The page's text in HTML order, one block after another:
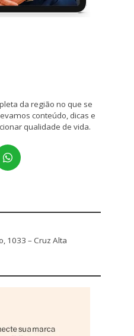
da região no que se
conteúdo, dicas e
qualidade de vida.
1033 – Cruz Alta